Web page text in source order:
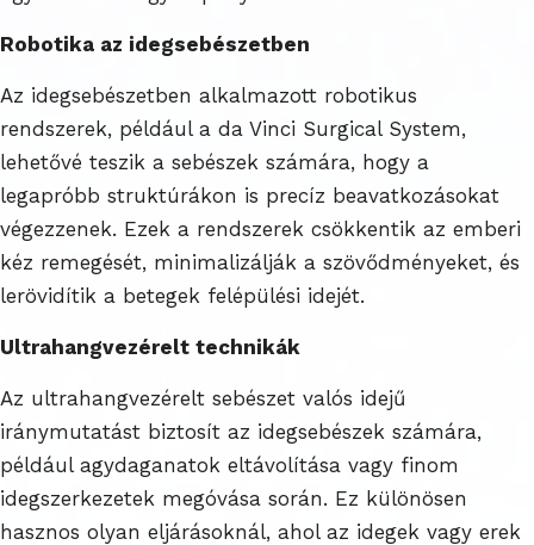
Robotika az idegsebészetben
Az idegsebészetben alkalmazott robotikus
rendszerek, például a da Vinci Surgical System,
lehetővé teszik a sebészek számára, hogy a
legapróbb struktúrákon is precíz beavatkozásokat
végezzenek. Ezek a rendszerek csökkentik az emberi
kéz remegését, minimalizálják a szövődményeket, és
lerövidítik a betegek felépülési idejét.
Ultrahangvezérelt technikák
Az ultrahangvezérelt sebészet valós idejű
iránymutatást biztosít az idegsebészek számára,
például agydaganatok eltávolítása vagy finom
idegszerkezetek megóvása során. Ez különösen
hasznos olyan eljárásoknál, ahol az idegek vagy erek